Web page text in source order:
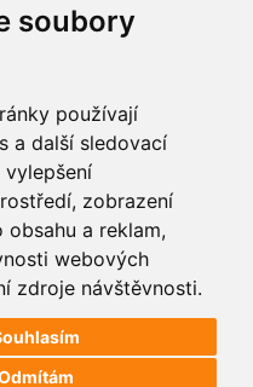
soubory
používají
a další sledovací
vylepšení
zobrazení
obsahu a reklam,
webových
zdroje návštěvnosti.
667 777
91